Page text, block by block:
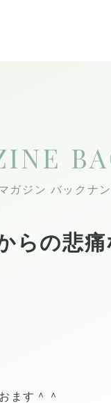
ガジン バックナ
らの悲
ます＾＾